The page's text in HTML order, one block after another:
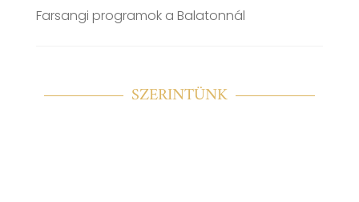
Farsangi programok a Balatonnál
SZERINTÜNK